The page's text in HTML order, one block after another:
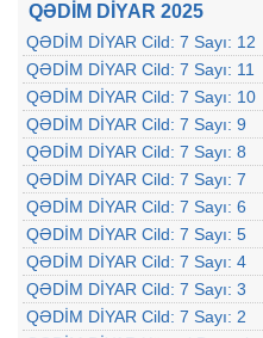
QƏDİM DİYAR 2025
QƏDİM DİYAR Cild: 7 Sayı: 12
QƏDİM DİYAR Cild: 7 Sayı: 11
QƏDİM DİYAR Cild: 7 Sayı: 10
QƏDİM DİYAR Cild: 7 Sayı: 9
QƏDİM DİYAR Cild: 7 Sayı: 8
QƏDİM DİYAR Cild: 7 Sayı: 7
QƏDİM DİYAR Cild: 7 Sayı: 6
QƏDİM DİYAR Cild: 7 Sayı: 5
QƏDİM DİYAR Cild: 7 Sayı: 4
QƏDİM DİYAR Cild: 7 Sayı: 3
QƏDİM DİYAR Cild: 7 Sayı: 2